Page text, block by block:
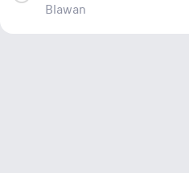
Blawan